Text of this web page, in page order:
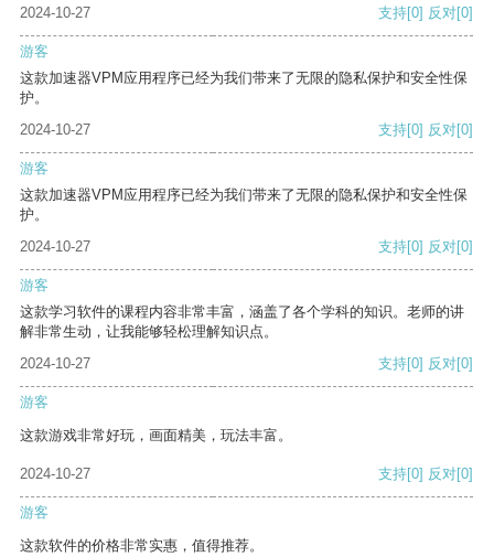
2024-10-27 支持[0] 反对[0]
游客
这款加速器VPM应用程序已经为我们带来了无限的隐私保护和安全性保
护。
2024-10-27
支持[0] 反对[0]
游客
这款加速器VPM应用程序已经为我们带来了无限的隐私保护和安全性保
护。
2024-10-27
支持[0] 反对[0]
游客
这款学习软件的课程内容非常丰富，涵盖了各个学科的知识。老师的讲
解非常生动，让我能够轻松理解知识点。
2024-10-27
支持[0] 反对[0]
游客
这款游戏非常好玩，画面精美，玩法丰富。
2024-10-27 支持[0] 反对[0]
游客
这款软件的价格非常实惠，值得推荐。